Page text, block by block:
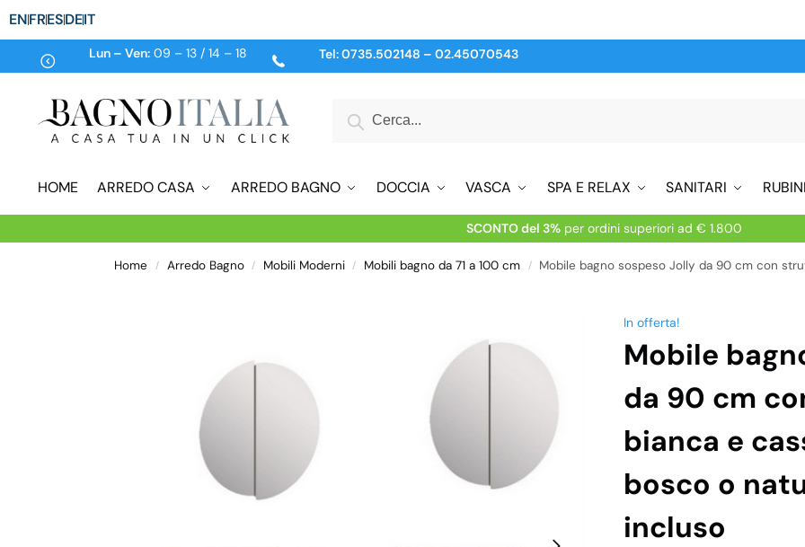
ENFRESDEIT
Lun – Ven:09 – 13 / 14 – 18 Tel:0735.502148 – 02.45070543
HOME ARREDO CASA ARREDO BAGNO DOCCIA VASCA SPA E RELAX SANITARI
SCONTO del 3%per ordini superiori ad € 1.800
Home / Arredo Bagno / Mobili Moderni / Mobili bagno da 71 a 100 cm / Mobile bagno sospeso Jolly da 90 cm con struttura
In offerta!
Mobile
da 90 cm
bianca e
bosco o
incluso